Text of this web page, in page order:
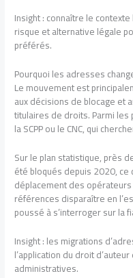
Insight : connaître le
risque et alternative légale
préférés.
Pourquoi les adresses
Le mouvement est
aux décisions de blocage et
titulaires de droits. Parmi
la SCPP ou le CNC, qui
Sur le plan statistique, près
été bloqués depuis 2020,
déplacement des
références disparaître en
poussé à s’interroger sur la
Insight : les migrations
l’application du droit
administratives.